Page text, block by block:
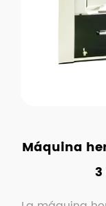
Máquina